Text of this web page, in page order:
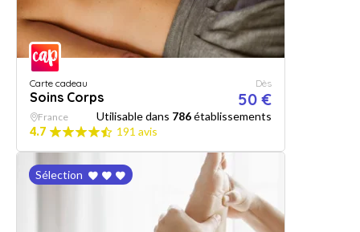
Carte cadeau
Soins Corps
Dès
50 €
France Utilisable dans 786établissements
4.7
191 avis
Sélection